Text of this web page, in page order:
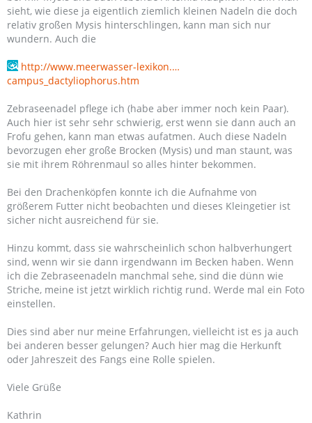
sieht, wie diese ja eigentlich ziemlich kleinen Nadeln die doch
relativ großen Mysis hinterschlingen, kann man sich nur
wundern. Auch die
http://www.meerwasser-lexikon.…
campus_dactyliophorus.htm
Zebraseenadel pflege ich (habe aber immer noch kein Paar).
Auch hier ist sehr sehr schwierig, erst wenn sie dann auch an
Frofu gehen, kann man etwas aufatmen. Auch diese Nadeln
bevorzugen eher große Brocken (Mysis) und man staunt, was
sie mit ihrem Röhrenmaul so alles hinter bekommen.
Bei den Drachenköpfen konnte ich die Aufnahme von
größerem Futter nicht beobachten und dieses Kleingetier ist
sicher nicht ausreichend für sie.
Hinzu kommt, dass sie wahrscheinlich schon halbverhungert
sind, wenn wir sie dann irgendwann im Becken haben. Wenn
ich die Zebraseenadeln manchmal sehe, sind die dünn wie
Striche, meine ist jetzt wirklich richtig rund. Werde mal ein Foto
einstellen.
Dies sind aber nur meine Erfahrungen, vielleicht ist es ja auch
bei anderen besser gelungen? Auch hier mag die Herkunft
oder Jahreszeit des Fangs eine Rolle spielen.
Viele Grüße
Kathrin